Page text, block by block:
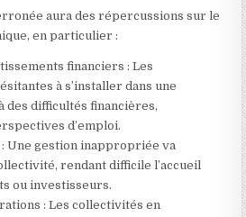
aura des répercussions sur le
en particulier :
financiers : Les
à s’installer dans une
des difficultés financières,
d’emploi.
: Une gestion inappropriée va
rendant difficile l’accueil
ou investisseurs.
: Les collectivités en